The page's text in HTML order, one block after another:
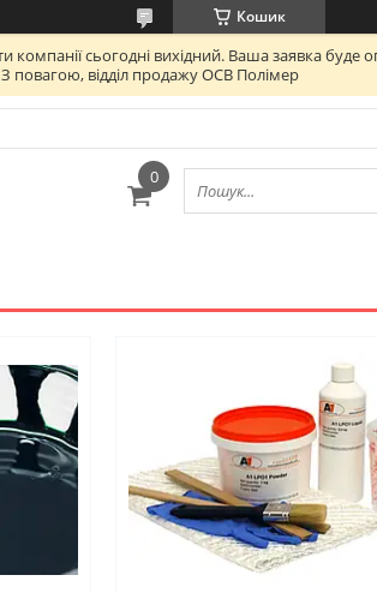
Кошик
сьогодні вихідний. Ваша заявка буде
повагою, відділ продажу ОСВ Полімер